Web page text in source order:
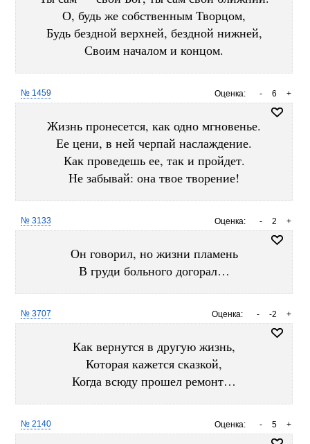
О, будь же собственным Творцом,
Будь бездной верхней, бездной нижней,
Своим началом и концом.
Оценка: +
6
-
№ 1459
Жизнь пронесется, как одно мгновенье.
Ее цени, в ней черпай наслаждение.
Как проведешь ее, так и пройдет.
Не забывай: она твое творение!
Оценка: +
2
-
№ 3133
Он говорил, но жизни пламень
В груди больного догорал…
Оценка: +
-2
-
№ 3707
Как вернутся в другую жизнь,
Которая кажется сказкой,
Когда всюду прошел ремонт…
Оценка: +
5
-
№ 2140